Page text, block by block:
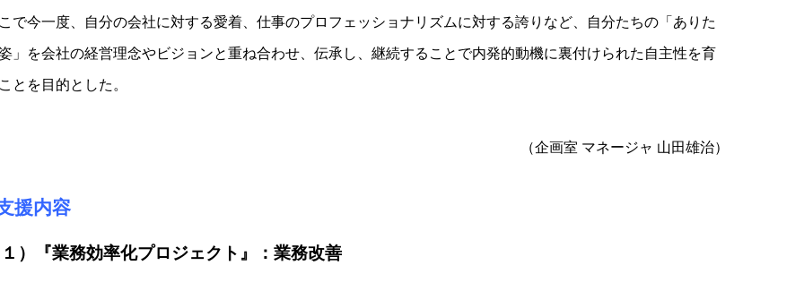
で今一度、自分の会社に対する愛着、仕事のプロフェッショナリズムに対する誇りなど、自分たちの「ありた
」を会社の経営理念やビジョンと重ね合わせ、伝承し、継続することで内発的動機に裏付けられた自主性を育
とを目的とした。
（企画室 マネージャ 山田雄治）
援内容
１）『業務効率化プロジェクト』：業務改善